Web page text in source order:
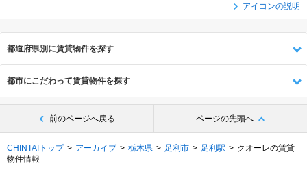
アイコンの説明
都道府県別に賃貸物件を探す
都市にこだわって賃貸物件を探す
前のページへ戻る ページの先頭へ
CHINTAIトップ アーカイブ 栃木県 足利市 足利駅
クオーレの賃貸
物件情報